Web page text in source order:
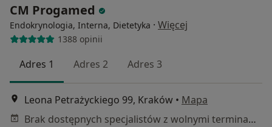
CM Progamed
Endokrynologia, Interna, Dietetyka · Więcej
1388 opinii
Adres 1 Adres 2 Adres 3
Leona Petrażyckiego 99, Kraków • Mapa
Brak dostępnych specjalistów z wolnymi terminami w tym centrum medycznym.